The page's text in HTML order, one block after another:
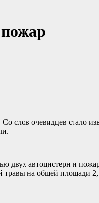
пожар
слов очевидцев стало
двух автоцистерн и
травы на общей площади